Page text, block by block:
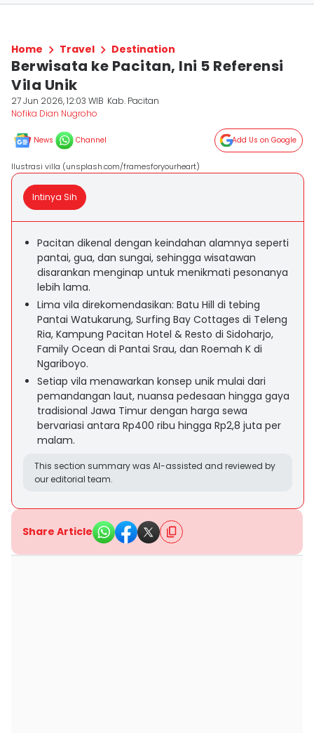
Home Travel Destination
Berwisata ke Pacitan, Ini 5 Referensi
Vila Unik
27 Jun 2026, 12:03 WIB Kab. Pacitan
Nofika Dian Nugroho
News Channel Add Us on Google
Ilustrasi villa (unsplash.com/framesforyourheart)
Intinya Sih
Pacitan dikenal dengan keindahan alamnya seperti
pantai, gua, dan sungai, sehingga wisatawan
disarankan menginap untuk menikmati pesonanya
lebih lama.
Lima vila direkomendasikan: Batu Hill di tebing
Pantai Watukarung, Surfing Bay Cottages di Teleng
Ria, Kampung Pacitan Hotel & Resto di Sidoharjo,
Family Ocean di Pantai Srau, dan Roemah K di
Ngariboyo.
Setiap vila menawarkan konsep unik mulai dari
pemandangan laut, nuansa pedesaan hingga gaya
tradisional Jawa Timur dengan harga sewa
bervariasi antara Rp400 ribu hingga Rp2,8 juta per
malam.
This section summary was AI-assisted and reviewed by
our editorial team.
Share Article